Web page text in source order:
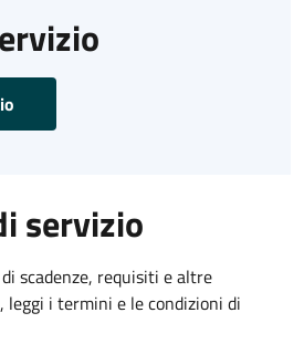
servizio
scadenze, requisiti e altre
i termini e le condizioni di